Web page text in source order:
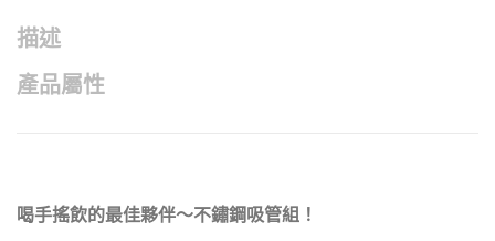
描述
產品屬性
喝手搖飲的最佳夥伴～不鏽鋼吸管組！